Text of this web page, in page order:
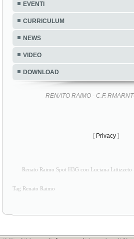
EVENTI
CURRICULUM
NEWS
VIDEO
DOWNLOAD
RENATO RAIMO - C.F.
[ Privacy ]
Renato Raimo Spot H3G con Luciana
Tag Renato Raimo